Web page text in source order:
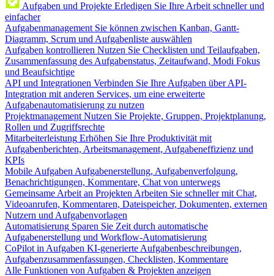
Aufgaben und Projekte Erledigen Sie Ihre Arbeit schneller und
einfacher
Aufgabenmanagement Sie können zwischen Kanban, Gantt-
Diagramm, Scrum und Aufgabenliste auswählen
Aufgaben kontrollieren Nutzen Sie Checklisten und Teilaufgaben,
Zusammenfassung des Aufgabenstatus, Zeitaufwand, Modi Fokus
und Beaufsichtige
API und Integrationen Verbinden Sie Ihre Aufgaben über API-
Integration mit anderen Services, um eine erweiterte
Aufgabenautomatisierung zu nutzen
Projektmanagement Nutzen Sie Projekte, Gruppen, Projektplanung,
Rollen und Zugriffsrechte
Mitarbeiterleistung Erhöhen Sie Ihre Produktivität mit
Aufgabenberichten, Arbeitsmanagement, Aufgabeneffizienz und
KPIs
Mobile Aufgaben Aufgabenerstellung, Aufgabenverfolgung,
Benachrichtigungen, Kommentare, Chat von unterwegs
Gemeinsame Arbeit an Projekten Arbeiten Sie schneller mit Chat,
Videoanrufen, Kommentaren, Dateispeicher, Dokumenten, externen
Nutzern und Aufgabenvorlagen
Automatisierung Sparen Sie Zeit durch automatische
Aufgabenerstellung und Workflow-Automatisierung
CoPilot in Aufgaben KI-generierte Aufgabenbeschreibungen,
Aufgabenzusammenfassungen, Checklisten, Kommentare
Alle Funktionen von Aufgaben & Projekten anzeigen